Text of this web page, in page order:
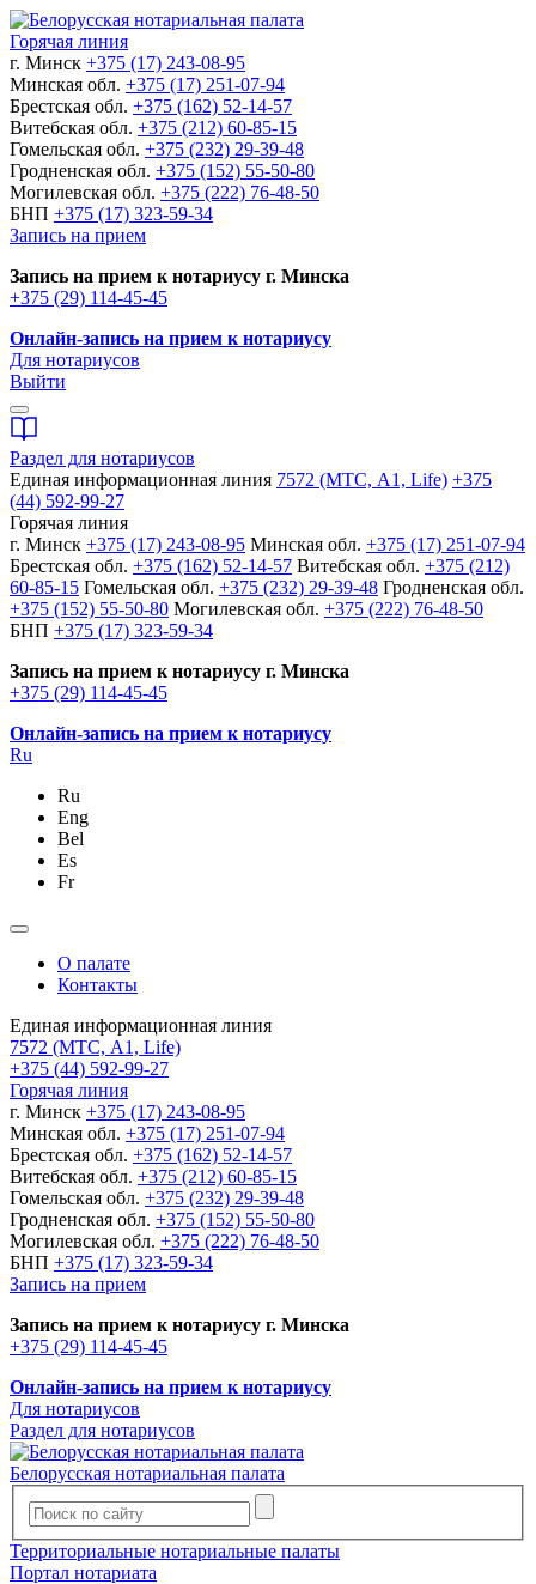
Горячая линия
г. Минск +375 (17) 243-08-95
Минская обл. +375 (17) 251-07-94
Брестская обл. +375 (162) 52-14-57
Витебская обл. +375 (212) 60-85-15
Гомельская обл. +375 (232) 29-39-48
Гродненская обл. +375 (152) 55-50-80
Могилевская обл. +375 (222) 76-48-50
БНП +375 (17) 323-59-34
Запись на прием
Запись на прием к нотариусу г. Минска
+375 (29) 114-45-45
Онлайн-запись на прием к нотариусу
Для нотариусов
Выйти
Раздел для нотариусов
Единая информационная линия 7572 (МТС, A1, Life) +375
(44) 592-99-27
Горячая линия
г. Минск +375 (17) 243-08-95 Минская обл. +375 (17) 251-07-94
Брестская обл. +375 (162) 52-14-57 Витебская обл. +375 (212)
60-85-15 Гомельская обл. +375 (232) 29-39-48 Гродненская обл.
+375 (152) 55-50-80 Могилевская обл. +375 (222) 76-48-50
БНП +375 (17) 323-59-34
Запись на прием к нотариусу г. Минска
+375 (29) 114-45-45
Онлайн-запись на прием к нотариусу
Ru
Ru
Eng
Bel
Es
Fr
О палате
Контакты
Единая информационная линия
7572 (МТС, A1, Life)
+375 (44) 592-99-27
Горячая линия
г. Минск +375 (17) 243-08-95
Минская обл. +375 (17) 251-07-94
Брестская обл. +375 (162) 52-14-57
Витебская обл. +375 (212) 60-85-15
Гомельская обл. +375 (232) 29-39-48
Гродненская обл. +375 (152) 55-50-80
Могилевская обл. +375 (222) 76-48-50
БНП +375 (17) 323-59-34
Запись на прием
Запись на прием к нотариусу г. Минска
+375 (29) 114-45-45
Онлайн-запись на прием к нотариусу
Для нотариусов
Раздел для нотариусов
Белорусская нотариальная палата
Территориальные нотариальные палаты
Портал нотариата